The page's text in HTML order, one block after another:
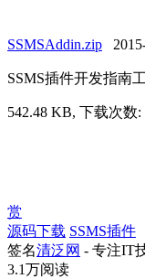
SSMSAddin.zip
SSMS插件开发指南
542.48 KB, 下载次数
赏
源码下载 SSMS插件
签名清泛网 - 专注IT
3.1万阅读